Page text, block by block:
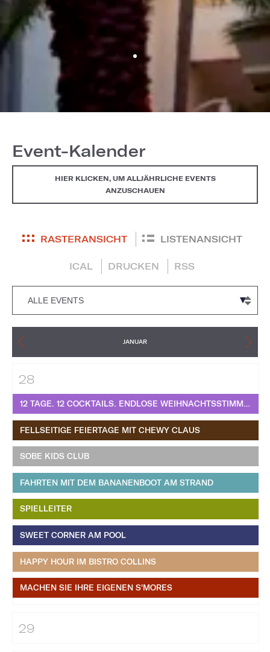
Event-Kalender
HIER KLICKEN, UM ALLJÄHRLICHE EVENTS
ANZUSCHAUEN
RASTERANSICHT LISTENANSICHT
ICAL DRUCKEN RSS
JANUAR
28
12 TAGE. 12 COCKTAILS. ENDLOSE WEIHNACHTSSTIMMUNG.
FELLSEITIGE FEIERTAGE MIT CHEWY CLAUS
SOBE KIDS CLUB
FAHRTEN MIT DEM BANANENBOOT AM STRAND
SPIELLEITER
SWEET CORNER AM POOL
HAPPY HOUR IM BISTRO COLLINS
MACHEN SIE IHRE EIGENEN S'MORES​​​​​​​
29